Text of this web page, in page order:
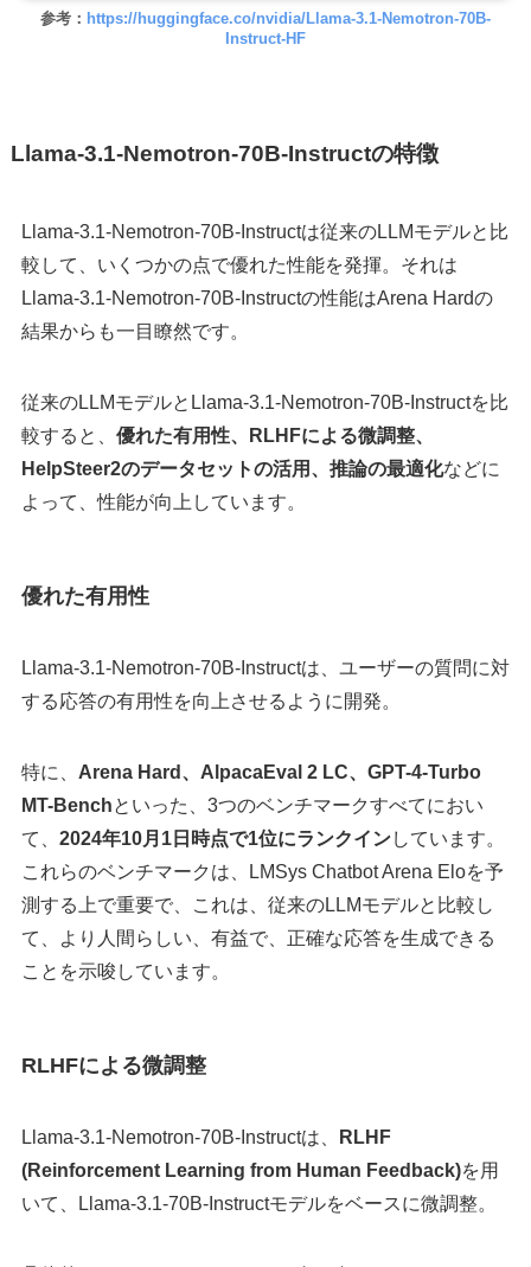
参考： https://huggingface.co/nvidia/Llama-3.1-Nemotron-70B-
Instruct-HF
Llama-3.1-Nemotron-70B-Instructの特徴
Llama-3.1-Nemotron-70B-Instructは従来のLLMモデルと比
較して、いくつかの点で優れた性能を発揮。それは
Llama-3.1-Nemotron-70B-Instructの性能はArena Hardの
結果からも一目瞭然です。
従来のLLMモデルとLlama-3.1-Nemotron-70B-Instructを比
較すると、 優れた有用性、RLHFによる微調整、
HelpSteer2のデータセットの活用、推論の最適化などに
よって、性能が向上しています。
優れた有用性
Llama-3.1-Nemotron-70B-Instructは、ユーザーの質問に対
する応答の有用性を向上させるように開発。
特に、 Arena Hard、AlpacaEval 2 LC、GPT-4-Turbo
MT-Benchといった、3つのベンチマークすべてにおい
て、 2024年10月1日時点で1位にランクインしています。
これらのベンチマークは、LMSys Chatbot Arena Eloを予
測する上で重要で、これは、従来のLLMモデルと比較し
て、より人間らしい、有益で、正確な応答を生成できる
ことを示唆しています。
RLHFによる微調整
Llama-3.1-Nemotron-70B-Instructは、
RLHF
(Reinforcement Learning from Human Feedback)を用
いて、Llama-3.1-70B-Instructモデルをベースに微調整。